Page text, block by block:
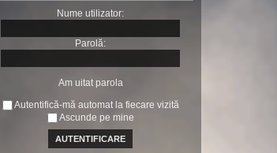
Nume utilizator:
Parolă:
Am uitat parola
Autentifică-mă automat la fiecare vizită
Ascunde pe mine